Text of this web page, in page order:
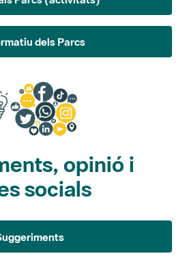
opinió i
socials
Opina